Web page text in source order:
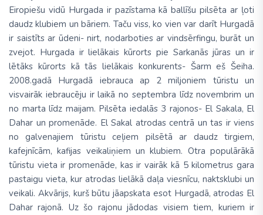
Eiropiešu vidū Hurgada ir pazīstama kā ballīšu pilsēta ar ļoti
daudz klubiem un bāriem. Taču viss, ko vien var darīt Hurgadā
ir saistīts ar ūdeni- nirt, nodarboties ar vindsērfingu, burāt un
zvejot. Hurgada ir lielākais kūrorts pie Sarkanās jūras un ir
lētāks kūrorts kā tās lielākais konkurents- Šarm eš Šeiha.
2008.gadā Hurgadā iebrauca ap 2 miljoniem tūristu un
visvairāk iebraucēju ir laikā no septembra līdz novembrim un
no marta līdz maijam. Pilsēta iedalās 3 rajonos- El Sakala, El
Dahar un promenāde. El Sakal atrodas centrā un tas ir viens
no galvenajiem tūristu ceļiem pilsētā ar daudz tirgiem,
kafejnīcām, kafijas veikaliņiem un klubiem. Otra populārākā
tūristu vieta ir promenāde, kas ir vairāk kā 5 kilometrus gara
pastaigu vieta, kur atrodas lielākā daļa viesnīcu, naktsklubi un
veikali. Akvārijs, kurš būtu jāapskata esot Hurgadā, atrodas El
Dahar rajonā. Uz šo rajonu jādodas visiem tiem, kuriem ir